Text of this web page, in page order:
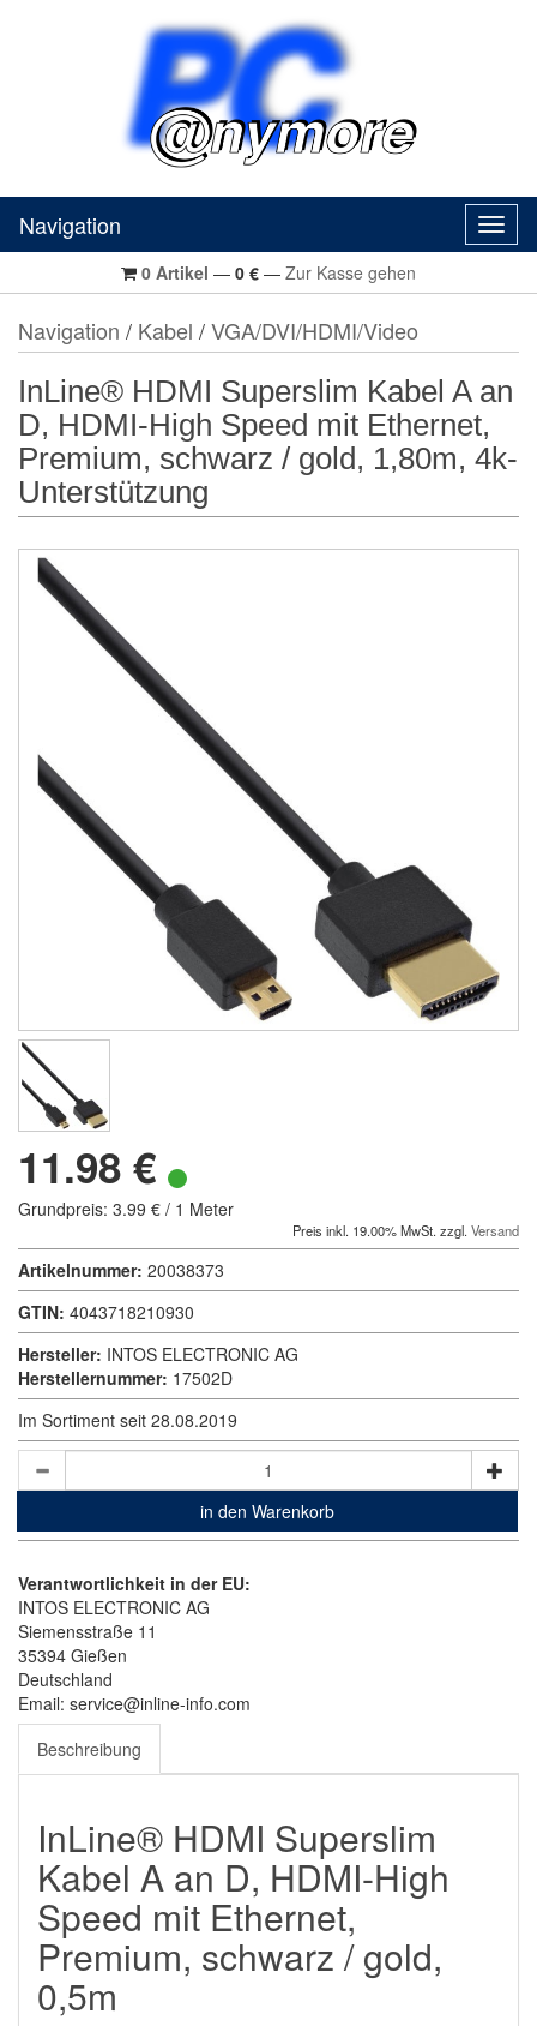
Navigation
0 Artikel — 0 € — Zur Kasse gehen
Navigation / Kabel /VGA/DVI/HDMI/Video
InLine® HDMI Superslim Kabel A an
D, HDMI-High Speed mit Ethernet,
Premium, schwarz / gold, 1,80m, 4k-
Unterstützung
11.98 €
Grundpreis: 3.99 € / 1 Meter
Preis inkl. 19.00% MwSt. zzgl. Versand
Artikelnummer: 20038373
GTIN: 4043718210930
Hersteller: INTOS ELECTRONIC AG
Herstellernummer: 17502D
Im Sortiment seit 28.08.2019
in den Warenkorb
Verantwortlichkeit in der EU:
INTOS ELECTRONIC AG
Siemensstraße 11
35394 Gießen
Deutschland
Email: service@inline-info.com
Beschreibung
InLine® HDMI Superslim
Kabel A an D, HDMI-High
Speed mit Ethernet,
Premium, schwarz / gold,
0,5m